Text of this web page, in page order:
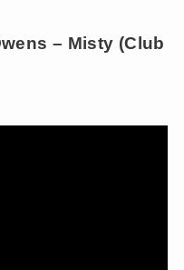
– Misty (Club